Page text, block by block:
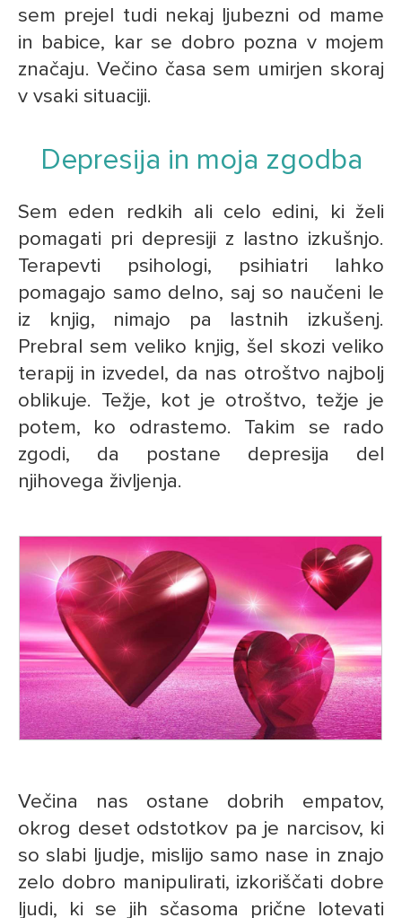
sem prejel tudi nekaj ljubezni od mame
in babice, kar se dobro pozna v mojem
značaju. Večino časa sem umirjen skoraj
v vsaki situaciji.
Depresija in moja zgodba
Sem eden redkih ali celo edini, ki želi
pomagati pri depresiji z lastno izkušnjo.
Terapevti psihologi, psihiatri lahko
pomagajo samo delno, saj so naučeni le
iz knjig, nimajo pa lastnih izkušenj.
Prebral sem veliko knjig, šel skozi veliko
terapij in izvedel, da nas otroštvo najbolj
oblikuje. Težje, kot je otroštvo, težje je
potem, ko odrastemo. Takim se rado
zgodi, da postane depresija del
njihovega življenja.
Večina nas ostane dobrih empatov,
okrog deset odstotkov pa je narcisov, ki
so slabi ljudje, mislijo samo nase in znajo
zelo dobro manipulirati, izkoriščati dobre
ljudi, ki se jih sčasoma prične lotevati